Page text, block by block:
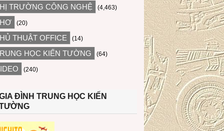
TRƯỜNG CÔNG NGHỆ (4,463)
(20)
THUẬT OFFICE (14)
HỌC KIẾN TƯỜNG (64)
(240)
ĐÌNH TRUNG HỌC KIẾN